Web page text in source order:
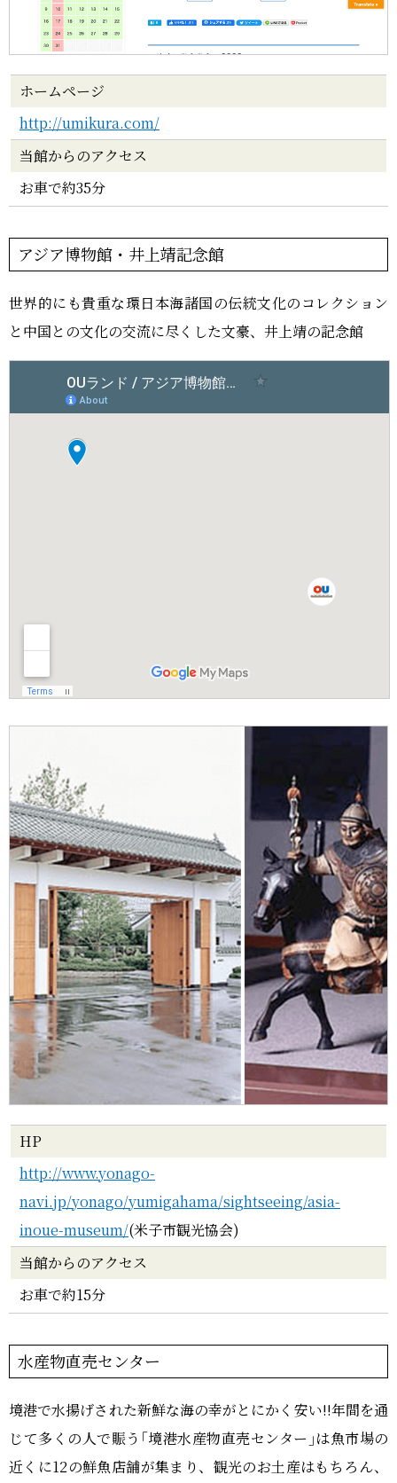
ホームページ
http://umikura.com/
当館からのアクセス
お車で約35分
アジア博物館・井上靖記念館
世界的にも貴重な環日本海諸国の伝統文化のコレクション
と中国との文化の交流に尽くした文豪、井上靖の記念館
HP
http://www.yonago-
navi.jp/yonago/yumigahama/sightseeing/asia-
inoue-museum/(米子市観光協会)
当館からのアクセス
お車で約15分
水産物直売センター
境港で水揚げされた新鮮な海の幸がとにかく安い!!年間を通
じて多くの人で賑う｢境港水産物直売センター｣は魚市場の
近くに12の鮮魚店舗が集まり、観光のお土産はもちろん、